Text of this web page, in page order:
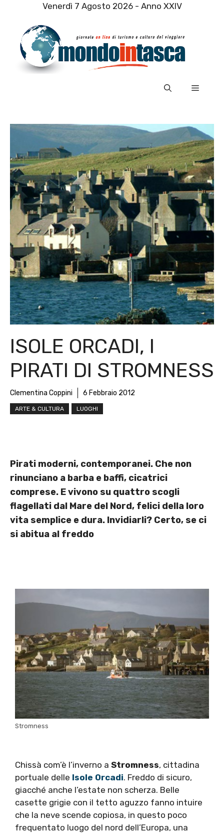
contenuto
Venerdì 7 Agosto 2026 - Anno XXIV
Menu
ISOLE ORCADI, I
PIRATI DI STROMNESS
Clementina Coppini 6 Febbraio 2012
ARTE & CULTURA LUOGHI
Pirati moderni, contemporanei. Che non
rinunciano a barba e baffi, cicatrici
comprese. E vivono su quattro scogli
flagellati dal Mare del Nord, felici della loro
vita semplice e dura. Invidiarli? Certo, se ci
si abitua al freddo
Stromness
Chissà com’è l’inverno a Stromness, cittadina
portuale delle Isole Orcadi. Freddo di sicuro,
giacché anche l’estate non scherza. Belle
casette grigie con il tetto aguzzo fanno intuire
che la neve scende copiosa, in questo poco
frequentato luogo del nord dell’Europa, una